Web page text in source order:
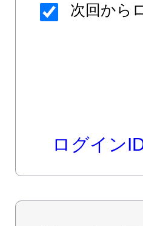
次回から
ログイン